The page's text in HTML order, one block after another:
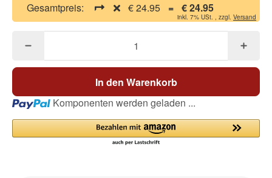
Gesamtpreis: € 24.95 = € 24.95
inkl. 7% USt. , zzgl. Versand
In den Warenkorb
Loading...Komponenten werden geladen ...